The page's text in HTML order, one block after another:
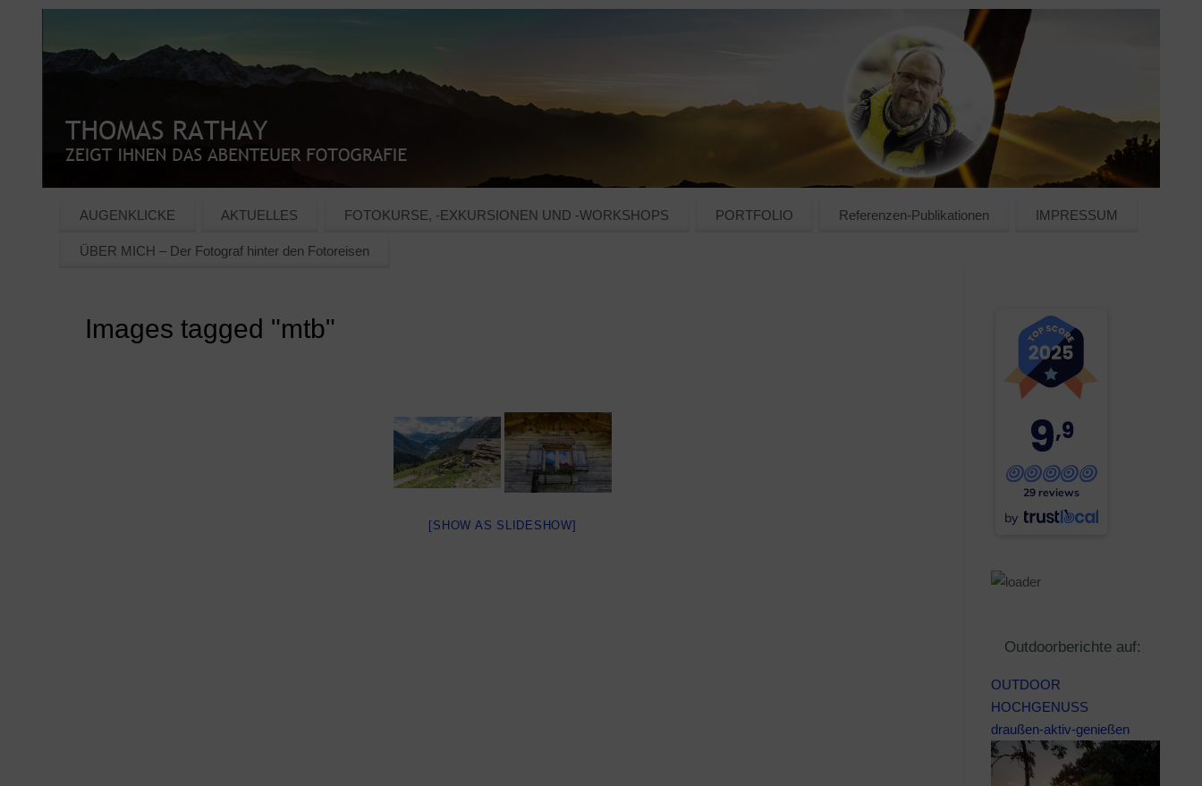
AUGENKLICKE AKTUELLES FOTOKURSE, -EXKURSIONEN UND -WORKSHOPS PORTFOLIO Referenzen-Publikationen IMPRESSUM
ÜBER MICH – Der Fotograf hinter den Fotoreisen
Images tagged "mtb"
[SHOW AS SLIDESHOW]
9,9
29 reviews
by
Outdoorberichte auf:
OUTDOOR
HOCHGENUSS
draußen-aktiv-genießen